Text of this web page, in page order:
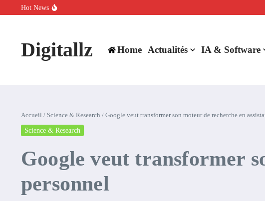
Aller au contenu
Hot News
Comment l’IA simplifie la data de caisse pour la transformer en levier de rentabilité ?
Digitallz Home Actualités IA & Software
Accueil / Science & Research / Google veut transformer son moteur de recherche en
Science & Research
Google veut transformer
personnel